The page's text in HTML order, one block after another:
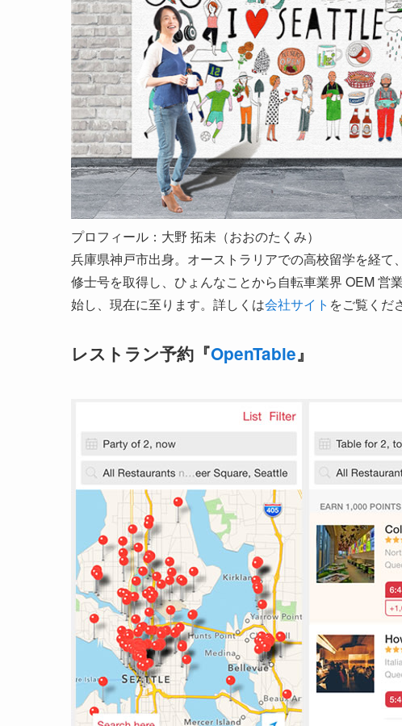
プロフィール：大野 拓未（おおのたくみ）
兵庫県神戸市出身。オーストラリアでの高校留学を経
修士号を取得し、ひょんなことから自転車業界 OEM 営
始し、現在に至ります。詳しくは会社サイト をご覧くだ
レストラン予約『OpenTable』